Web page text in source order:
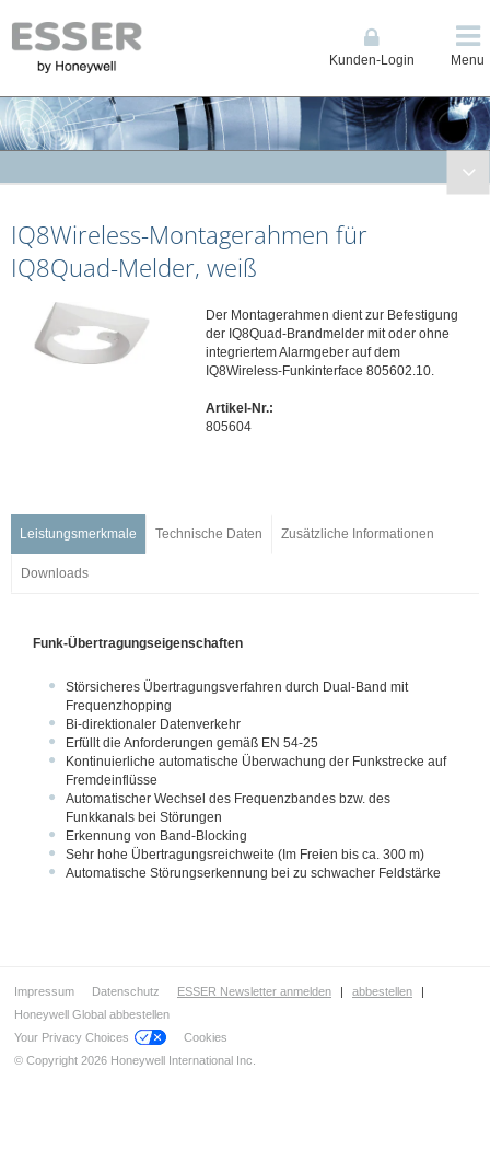
Kunden-Login Menu
Kompakte BMZ / Grenzwerttechnik ES Line & 1-Loop Compact
Brandmelderzentrale (BMZ) Ringbustechnik IQ8Control
Brandmelderzentrale (BMZ) Ringbustechnik FlexES Control
Löschsteuerzentrale BC08
Fernzugriff Connected Life Safety Services (CLSS)
Anzeige, Bedienteile und Drucker
Handfeuermelder & Handsteuereinrichtungen
Koppler / Ein- und Ausgangsmodule
Funkkomponenten
Signalgeber
Feststellanlagen (FSA)
Installation & Service
Sprachalarmierung
Managementsysteme
Notbeleuchtung
IQ8Wireless-Montagerahmen für
IQ8Quad-Melder, weiß
Der Montagerahmen dient zur Befestigung
der IQ8Quad-Brandmelder mit oder ohne
integriertem Alarmgeber auf dem
IQ8Wireless-Funkinterface 805602.10.
Artikel-Nr.:
805604
Leistungsmerkmale Technische Daten Zusätzliche Informationen
Downloads
Funk-Übertragungseigenschaften
Störsicheres Übertragungsverfahren durch Dual-Band mit
Frequenzhopping
Bi-direktionaler Datenverkehr
Erfüllt die Anforderungen gemäß EN 54-25
Kontinuierliche automatische Überwachung der Funkstrecke auf
Fremdeinflüsse
Automatischer Wechsel des Frequenzbandes bzw. des
Funkkanals bei Störungen
Erkennung von Band-Blocking
Sehr hohe Übertragungsreichweite (Im Freien bis ca. 300 m)
Automatische Störungserkennung bei zu schwacher Feldstärke
Impressum Datenschutz ESSER Newsletter anmelden | abbestellen
|
Honeywell Global abbestellen
Your Privacy Choices
Cookies
© Copyright 2026 Honeywell International Inc.